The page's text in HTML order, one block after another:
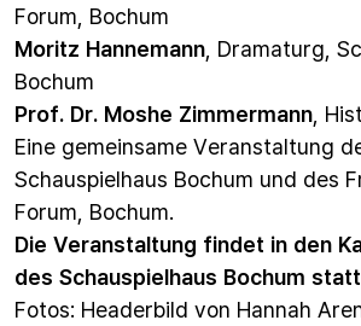
Forum, Bochum
Moritz Hannemann, Dramaturg,
Bochum
Prof. Dr. Moshe Zimmermann,
Eine gemeinsame Veranstaltung
Schauspielhaus Bochum und des
Forum, Bochum.
Die Veranstaltung findet in den
des Schauspielhaus Bochum
Fotos: Headerbild von Hannah